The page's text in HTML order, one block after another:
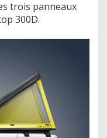
trois panneaux
300D.